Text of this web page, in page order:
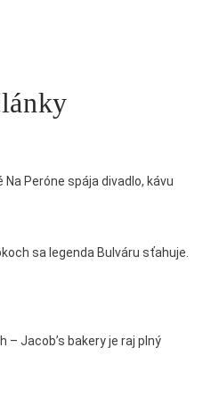
Peróne spája divadlo, kávu
sa legenda Bulváru sťahuje.
– Jacob’s bakery je raj plný